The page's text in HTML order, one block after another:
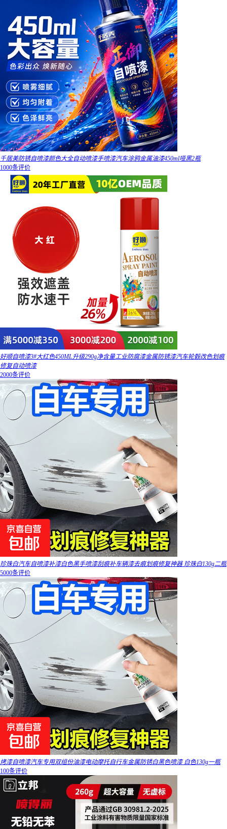
千居美防锈自喷漆颜色大全自动喷漆手喷漆汽车涂鸦金属油漆450ml哑黑2瓶
1000条评价
好顺自喷漆3#大红色450ML升级290g净含量工业防腐漆金属防锈漆汽车轮毂改色划痕
修复自动喷漆
2000条评价
珍珠白汽车自喷漆补漆白色黑手喷漆刮痕补车辆漆去痕划痕修复神器 珍珠白130g二瓶
5000条评价
烤漆自喷漆汽车专用双组份油漆电动摩托自行车金属防锈白黑色喷漆 白色130g一瓶
100条评价